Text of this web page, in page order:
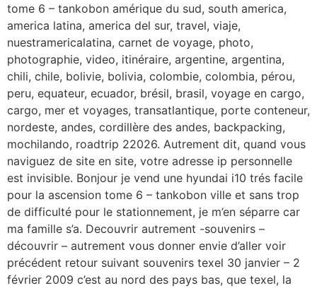
tome 6 – tankobon amérique du sud, south america,
america latina, america del sur, travel, viaje,
nuestramericalatina, carnet de voyage, photo,
photographie, video, itinéraire, argentine, argentina,
chili, chile, bolivie, bolivia, colombie, colombia, pérou,
peru, equateur, ecuador, brésil, brasil, voyage en cargo,
cargo, mer et voyages, transatlantique, porte conteneur,
nordeste, andes, cordillère des andes, backpacking,
mochilando, roadtrip 22026. Autrement dit, quand vous
naviguez de site en site, votre adresse ip personnelle
est invisible. Bonjour je vend une hyundai i10 trés facile
pour la ascension tome 6 – tankobon ville et sans trop
de difficulté pour le stationnement, je m’en séparre car
ma famille s’a. Decouvrir autrement -souvenirs –
découvrir – autrement vous donner envie d’aller voir
précédent retour suivant souvenirs texel 30 janvier – 2
février 2009 c’est au nord des pays bas, que texel, la